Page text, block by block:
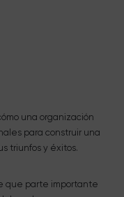
una organización
para construir una
triunfos y éxitos.
que parte importante